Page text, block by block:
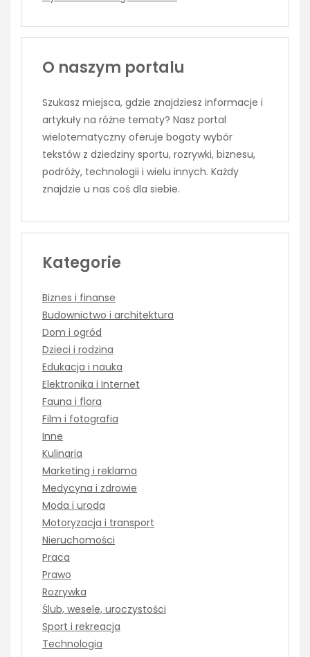
O naszym portalu
Szukasz miejsca, gdzie znajdziesz informacje i
artykuły na różne tematy? Nasz portal
wielotematyczny oferuje bogaty wybór
tekstów z dziedziny sportu, rozrywki, biznesu,
podróży, technologii i wielu innych. Każdy
znajdzie u nas coś dla siebie.
Kategorie
Biznes i finanse
Budownictwo i architektura
Dom i ogród
Dzieci i rodzina
Edukacja i nauka
Elektronika i Internet
Fauna i flora
Film i fotografia
Inne
Kulinaria
Marketing i reklama
Medycyna i zdrowie
Moda i uroda
Motoryzacja i transport
Nieruchomości
Praca
Prawo
Rozrywka
Ślub, wesele, uroczystości
Sport i rekreacja
Technologia